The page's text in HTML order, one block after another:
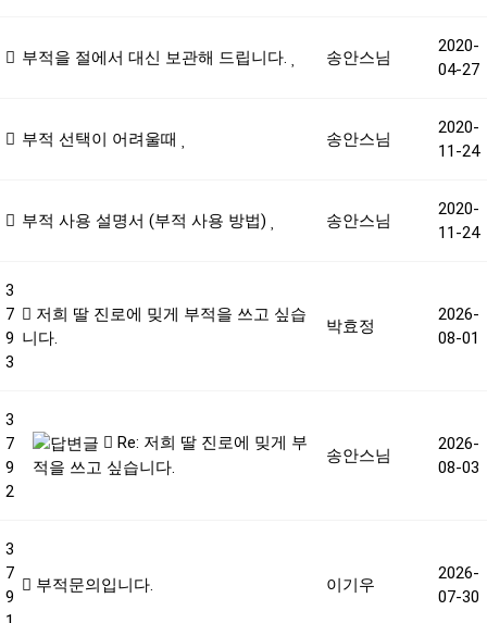
부적을 절에서 대신 보관해 드립니다. 송안스님
2020-
04-27
부적 선택이 어려울때 송안스님
2020-
11-24
부적 사용 설명서 (부적 사용 방법) 송안스님
2020-
11-24
3
7
9
3
저희 딸 진로에 밎게 부적을 쓰고 싶습
니다.
박효정
2026-
08-01
3
7
9
2
Re: 저희 딸 진로에 밎게 부
적을 쓰고 싶습니다.
송안스님
2026-
08-03
3
7
9
부적문의입니다. 이기우
2026-
07-30